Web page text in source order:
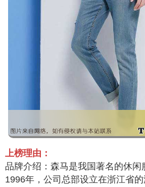
上榜理由：
品牌介绍：森马是我国著名的休闲
1996年，公司总部设立在浙江省